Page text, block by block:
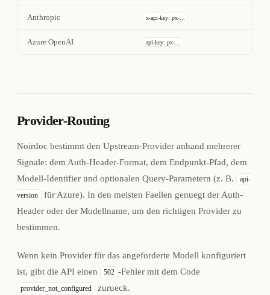
Anthropic x-api-key: px-...
Azure OpenAI api-key: px-...
Provider-Routing
Noirdoc bestimmt den Upstream-Provider anhand mehrerer
Signale: dem Auth-Header-Format, dem Endpunkt-Pfad, dem
Modell-Identifier und optionalen Query-Parametern (z. B.
api-
version
für Azure). In den meisten Faellen genuegt der Auth-
Header oder der Modellname, um den richtigen Provider zu
bestimmen.
Wenn kein Provider für das angeforderte Modell konfiguriert
ist, gibt die API einen
502 -Fehler mit dem Code
provider_not_configured zurueck.